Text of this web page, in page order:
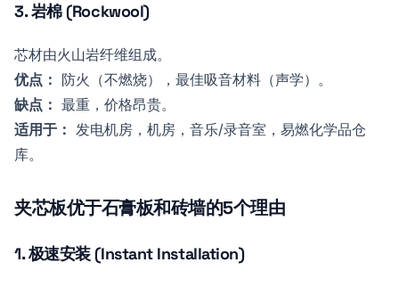
3. 岩棉 (Rockwool)
芯材由火山岩纤维组成。
优点： 防火（不燃烧），最佳吸音材料（声学）。
缺点： 最重，价格昂贵。
适用于： 发电机房，机房，音乐/录音室，易燃化学品仓
库。
夹芯板优于石膏板和砖墙的5个理由
1. 极速安装 (Instant Installation)